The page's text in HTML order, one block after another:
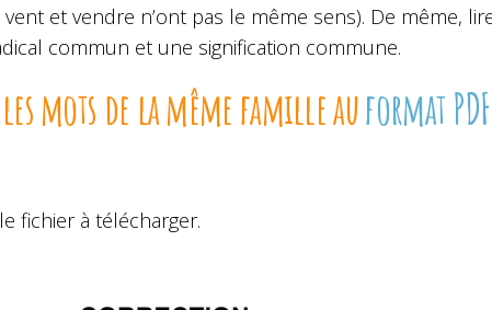
et vendre n’ont pas le même sens). De même,
commun et une signification commune.
mots de la même famille auformat PDF
fichier à télécharger.